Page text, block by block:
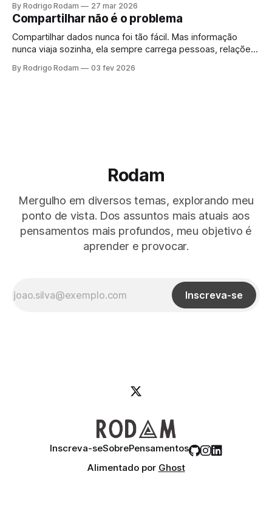
By Rodrigo Rodam 27 mar 2026
Compartilhar não é o problema
Compartilhar dados nunca foi tão fácil. Mas informação
nunca viaja sozinha, ela sempre carrega pessoas, relações
ilusão de que dados anonimizados impedem inferência
By Rodrigo Rodam 03 fev 2026
Rodam
Mergulho em diversos temas, explorando meu
ponto de vista. Dos assuntos mais atuais aos
pensamentos mais profundos, meu objetivo é
aprender e provocar.
Inscreva-se
Inscreva-seSobrePensamentos
Alimentado por Ghost